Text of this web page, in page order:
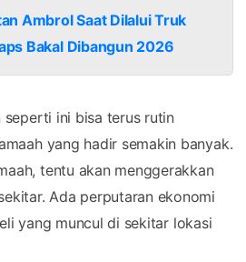
Ambrol Saat Dilalui Truk
Bakal Dibangun 2026
seperti ini bisa terus rutin
yang hadir semakin banyak.
tentu akan menggerakkan
Ada perputaran ekonomi
yang muncul di sekitar lokasi